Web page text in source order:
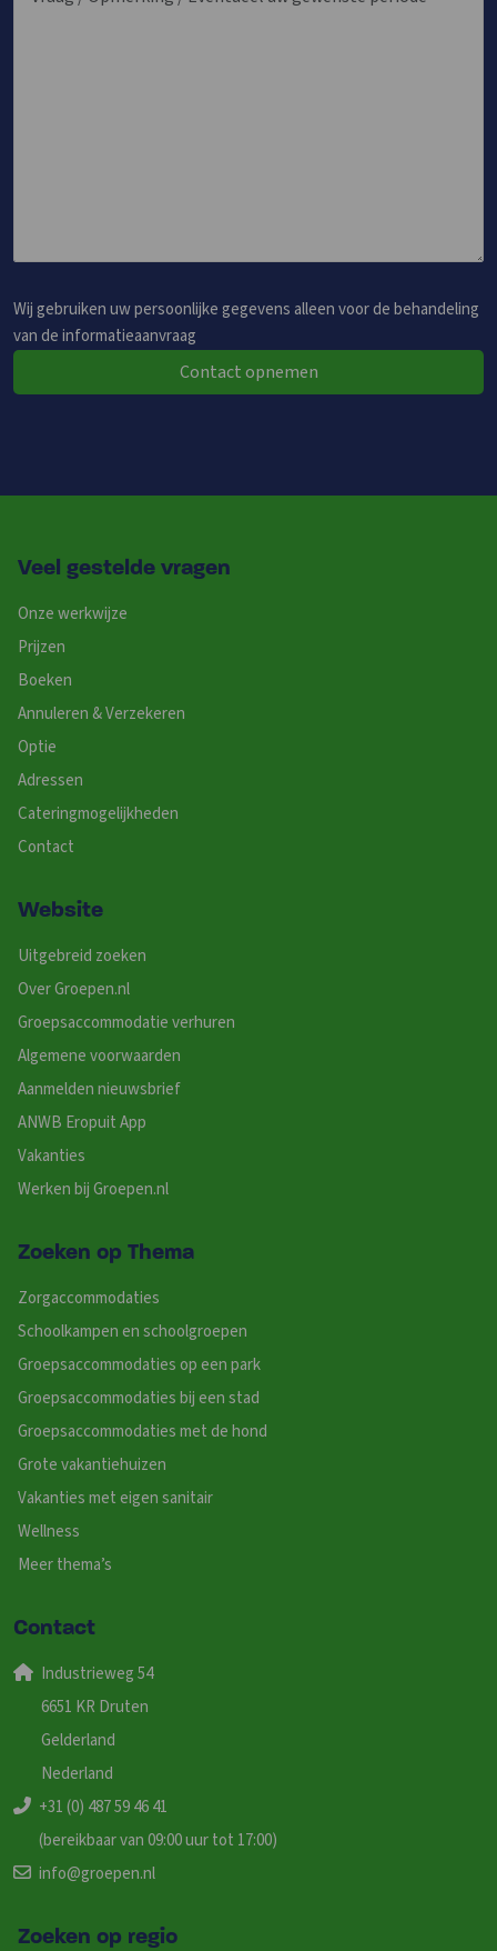
Wij gebruiken uw persoonlijke gegevens alleen voor de behandeling
van de informatieaanvraag
Contact opnemen
Veel gestelde vragen
Onze werkwijze
Prijzen
Boeken
Annuleren & Verzekeren
Optie
Adressen
Cateringmogelijkheden
Contact
Website
Uitgebreid zoeken
Over Groepen.nl
Groepsaccommodatie verhuren
Algemene voorwaarden
Aanmelden nieuwsbrief
ANWB Eropuit App
Vakanties
Werken bij Groepen.nl
Zoeken op Thema
Zorgaccommodaties
Schoolkampen en schoolgroepen
Groepsaccommodaties op een park
Groepsaccommodaties bij een stad
Groepsaccommodaties met de hond
Grote vakantiehuizen
Vakanties met eigen sanitair
Wellness
Meer thema’s
Contact
Industrieweg 54
6651 KR Druten
Gelderland
Nederland
+31 (0) 487 59 46 41
(bereikbaar van 09:00 uur tot 17:00)
info@groepen.nl
Zoeken op regio